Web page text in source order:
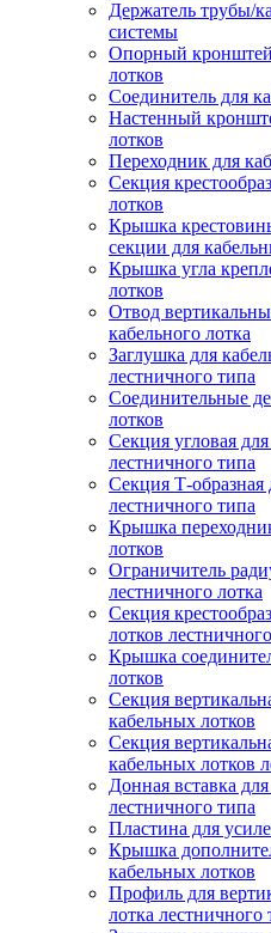
Держатель трубы/
системы
Опорный
лотков
Соединитель для
Настенный
лотков
Переходник для
Секция
лотков
Крышка
секции для
Крышка угла
лотков
Отвод
кабельного лотка
Заглушка для
лестничного типа
Соединительные
лотков
Секция угловая
лестничного типа
Секция Т-образная
лестничного типа
Крышка
лотков
Ограничитель
лестничного лотка
Секция
лотков
Крышка
лотков
Секция
кабельных лотков
Секция
кабельных лотков
Донная вставка
лестничного типа
Пластина для
Крышка
кабельных лотков
Профиль для
лотка лестничного